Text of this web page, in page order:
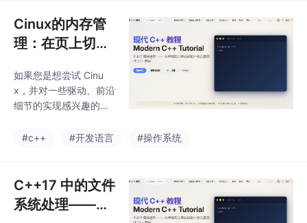
存储设备操作，涵盖设
备信息查询、分区管理
及读写操作；tftp和dhc
能，提高开发效率。文
章通过实例说明这些命
令在实际调试中的应用
入式开发者提供了实用
Cinux的内存管
理：在页上切块:
如果您是想尝试 Cinu
x，并对一些驱动、前沿
细节的实现感兴趣的朋
库：如果您对手写一个
或者，直接访问文档站
开始阅读：https://awe
some-embedded-lear
#c++ #开发语言 #操作系统
C++17 中的文件
系统处理——pa